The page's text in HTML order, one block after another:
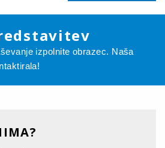
izpolnite obrazec. Naša